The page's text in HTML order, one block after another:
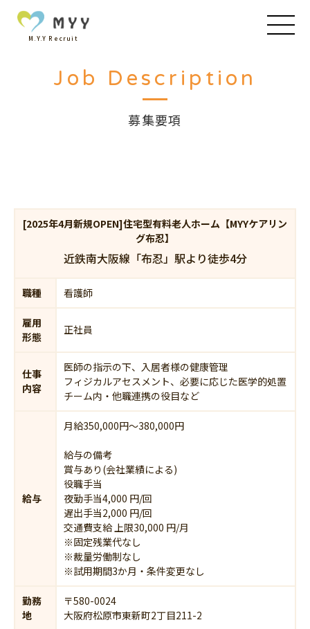
M.Y.Y Recruit
Job Description
募集要項
[2025年4月新規OPEN]住宅型有料老人ホーム【MYYケアリン
グ布忍】
近鉄南大阪線「布忍」駅より徒歩4分
職種 看護師
雇用
形態
正社員
仕事
内容
医師の指示の下、入居者様の健康管理
フィジカルアセスメント、必要に応じた医学的処置
チーム内・他職連携の役目など
給与
月給350,000円〜380,000円
給与の備考
賞与あり(会社業績による)
役職手当
夜勤手当4,000 円/回
遅出手当2,000 円/回
交通費支給 上限30,000 円/月
※固定残業代なし
※裁量労働制なし
※試用期間3か月・条件変更なし
勤務
地
〒580-0024
大阪府松原市東新町2丁目211-2